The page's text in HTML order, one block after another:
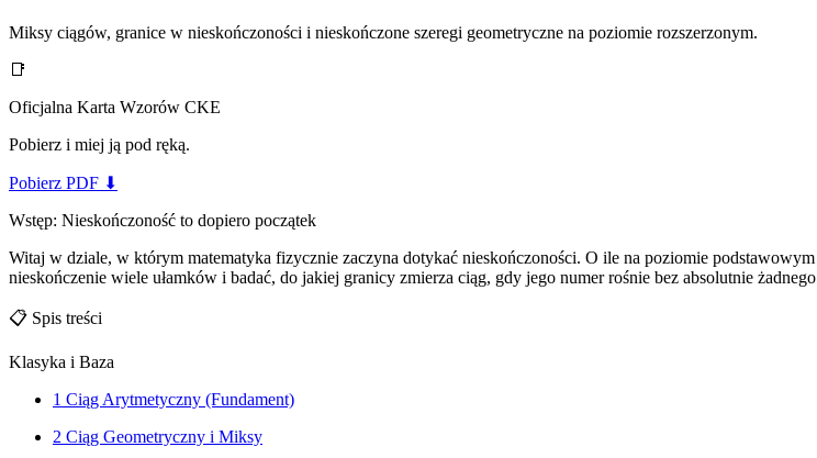
Miksy ciągów, granice w nieskończoności i nieskończone szeregi geometryczne na poziomie rozszerzonym.
📑
Oficjalna Karta Wzorów CKE
Pobierz i miej ją pod ręką.
Pobierz PDF ⬇
Wstęp: Nieskończoność to dopiero początek
Witaj w dziale, w którym matematyka fizycznie zaczyna dotykać nieskończoności. O ile na poziomie
nieskończenie wiele ułamków i badać, do jakiej granicy zmierza ciąg, gdy jego numer rośnie bez absolutnie
📋 Spis treści
Klasyka i Baza
1 Ciąg Arytmetyczny (Fundament)
2 Ciąg Geometryczny i Miksy